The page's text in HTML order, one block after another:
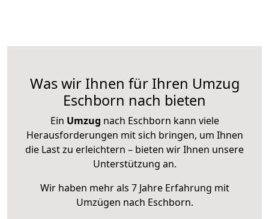
Was wir Ihnen für Ihren Umzug
Eschborn nach bieten
Ein Umzug nach Eschborn kann viele
Herausforderungen mit sich bringen, um Ihnen
die Last zu erleichtern – bieten wir Ihnen unsere
Unterstützung an.
Wir haben mehr als 7 Jahre Erfahrung mit
Umzügen nach Eschborn.